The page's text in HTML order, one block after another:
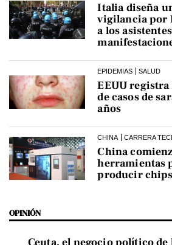
Italia diseña
vigilancia por
a los
EPIDEMIAS SALUD
EEUU
de casos de
años
CHINA CARRERA
China
herramientas
producir
OPINIÓN